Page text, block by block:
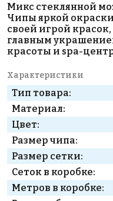
Микс стеклянной
Чипы яркой
своей игрой
главным
красоты и spa-
Характеристики
Тип товара:
Материал:
Цвет:
Размер чипа:
Размер сетки:
Сеток в коробке:
Метров в коробке: